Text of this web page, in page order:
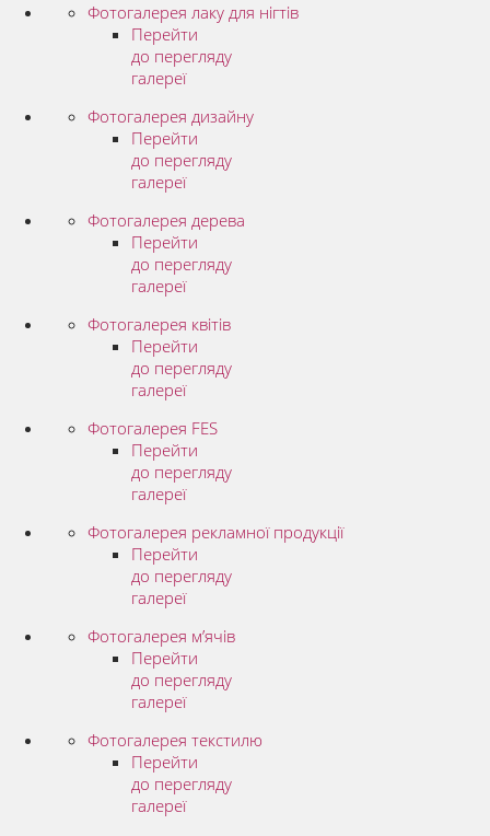
Фотогалерея лаку для нігтів
Перейти
до перегляду
галереї
Фотогалерея дизайну
Перейти
до перегляду
галереї
Фотогалерея дерева
Перейти
до перегляду
галереї
Фотогалерея квітів
Перейти
до перегляду
галереї
Фотогалерея FES
Перейти
до перегляду
галереї
Фотогалерея рекламної продукції
Перейти
до перегляду
галереї
Фотогалерея м’ячів
Перейти
до перегляду
галереї
Фотогалерея текстилю
Перейти
до перегляду
галереї